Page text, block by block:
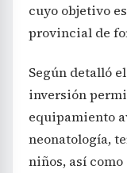
cuyo objetivo
provincial de
Según detalló
inversión
equipamiento
neonatología,
niños, así